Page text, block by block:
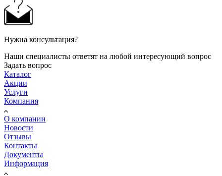
Нужна консультация?
Наши специалисты ответят на любой интересующий вопрос
Задать вопрос
Каталог
Акции
Услуги
Компания
О компании
Новости
Отзывы
Контакты
Документы
Информация